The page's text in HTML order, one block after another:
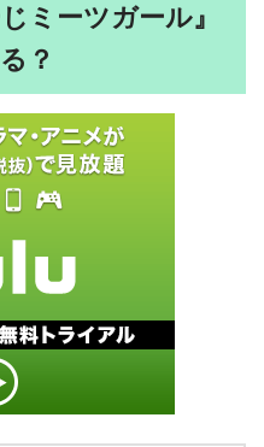
ミーツガール』
？